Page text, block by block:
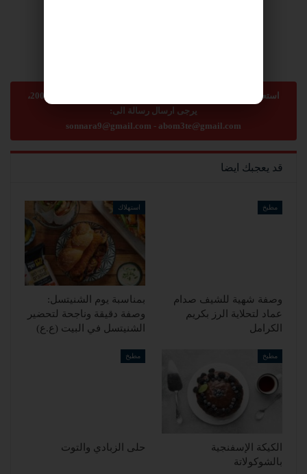
استعمال المضامين بموجب بند 27 أ لقانون الحقوق الأدبية لسنة 2007،
يرجى ارسال رسالة الى:
sonnara9@gmail.com - abom3te@gmail.com
قد يعجبك ايضا
مطبخ
وصفة شهية للشيف صدام
عماد لتحلاية الرز بكريم
الكرامل
استهلاك
بمناسبة يوم الشنيتسل:
وصفة دقيقة وناجحة لتحضير
الشنيتسل في البيت (ع.ع)
مطبخ
الكيكة الإسفنجية
بالشوكولاتة
مطبخ
حلى الزبادي والتوت